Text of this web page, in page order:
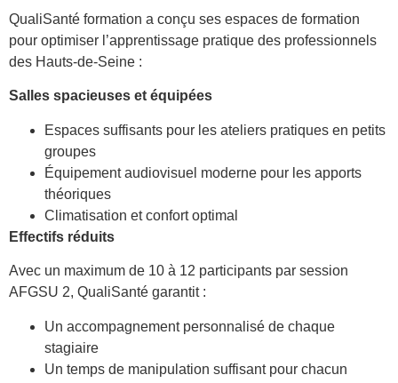
QualiSanté formation a conçu ses espaces de formation
pour optimiser l’apprentissage pratique des professionnels
des Hauts-de-Seine :
Salles spacieuses et équipées
Espaces suffisants pour les ateliers pratiques en petits
groupes
Équipement audiovisuel moderne pour les apports
théoriques
Climatisation et confort optimal
Effectifs réduits
Avec un maximum de 10 à 12 participants par session
AFGSU 2, QualiSanté garantit :
Un accompagnement personnalisé de chaque
stagiaire
Un temps de manipulation suffisant pour chacun